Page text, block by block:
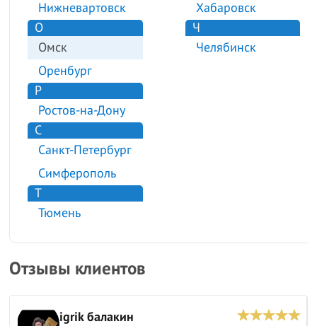
Нижневартовск
О
Омск
Оренбург
Р
Ростов-на-Дону
С
Санкт-Петербург
Симферополь
Т
Тюмень
Хабаровск
Ч
Челябинск
Отзывы клиентов